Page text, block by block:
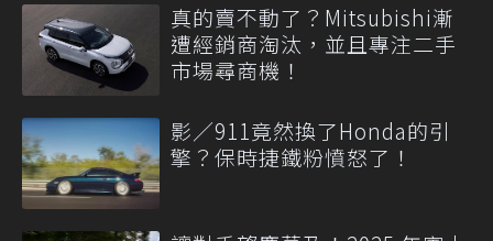
真的賣不動了？Mitsubishi漸
遭經銷商淘汰，並且專注二手
市場尋商機！
影／911竟然換了Honda的引
擎？保時捷鐵粉憤怒了！